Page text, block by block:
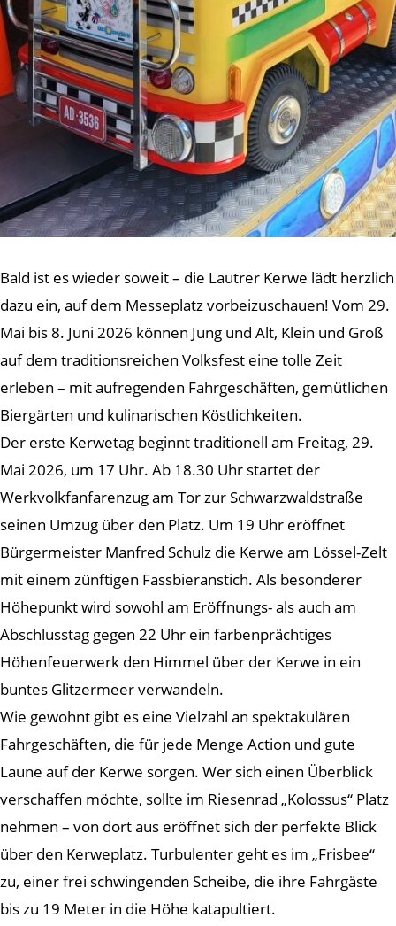
Bald ist es wieder soweit – die Lautrer Kerwe lädt herzlich
dazu ein, auf dem Messeplatz vorbeizuschauen! Vom 29.
Mai bis 8. Juni 2026 können Jung und Alt, Klein und Groß
auf dem traditionsreichen Volksfest eine tolle Zeit
erleben – mit aufregenden Fahrgeschäften, gemütlichen
Biergärten und kulinarischen Köstlichkeiten.
Der erste Kerwetag beginnt traditionell am Freitag, 29.
Mai 2026, um 17 Uhr. Ab 18.30 Uhr startet der
Werkvolkfanfarenzug am Tor zur Schwarzwaldstraße
seinen Umzug über den Platz. Um 19 Uhr eröffnet
Bürgermeister Manfred Schulz die Kerwe am Lössel-Zelt
mit einem zünftigen Fassbieranstich. Als besonderer
Höhepunkt wird sowohl am Eröffnungs- als auch am
Abschlusstag gegen 22 Uhr ein farbenprächtiges
Höhenfeuerwerk den Himmel über der Kerwe in ein
buntes Glitzermeer verwandeln.
Wie gewohnt gibt es eine Vielzahl an spektakulären
Fahrgeschäften, die für jede Menge Action und gute
Laune auf der Kerwe sorgen. Wer sich einen Überblick
verschaffen möchte, sollte im Riesenrad „Kolossus“ Platz
nehmen – von dort aus eröffnet sich der perfekte Blick
über den Kerweplatz. Turbulenter geht es im „Frisbee“
zu, einer frei schwingenden Scheibe, die ihre Fahrgäste
bis zu 19 Meter in die Höhe katapultiert.